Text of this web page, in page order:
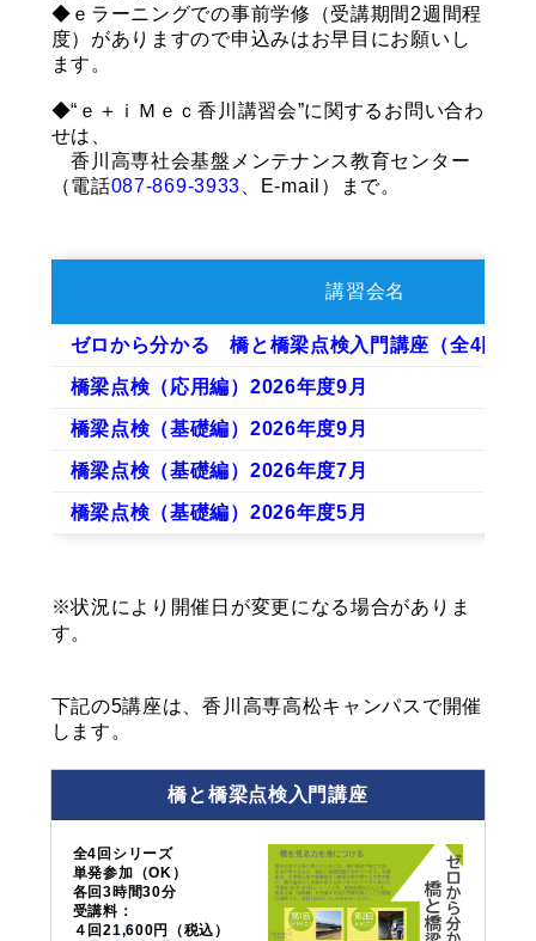
◆ｅラーニングでの事前学修（受講期間2週間程
度）がありますので申込みはお早目にお願いし
ます。
◆“ｅ＋ｉＭｅｃ香川講習会”に関するお問い合わ
せは、
香川高専社会基盤メンテナンス教育センター
（電話087-869-3933 、E-mail）まで。
講習会名
ゼロから分かる 橋と橋梁点検入門講座（全4回・
橋梁点検（応用編）2026年度9月
橋梁点検（基礎編）2026年度9月
橋梁点検（基礎編）2026年度7月
橋梁点検（基礎編）2026年度5月
※状況により開催日が変更になる場合がありま
す。
下記の5講座は、香川高専高松キャンパスで開催
します。
橋と橋梁点検入門講座
全4回シリーズ
単発参加（OK）
各回3時間30分
受講料：
４回21,600円（税込）